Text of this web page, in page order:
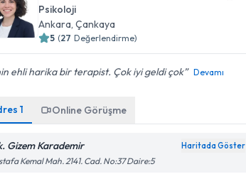
Psikoloji
Ankara , Çankaya
5 (27 Değerlendirme)
ehli harika bir terapist. Çok iyi geldi çok Devamı
1 Online Görüşme
Gizem Karademir Haritada Göster
Kemal Mah. 2141. Cad. No:37 Daire:5